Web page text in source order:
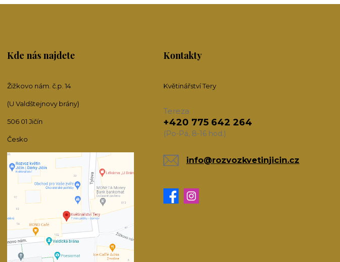
Kde nás najdete
Žižkovo nám. č.p. 14
(U Valdštejnovy brány)
506 01 Jičín
Česko
Kontakty
Květinářství Tery
Tereza
+420 775 642 264
(Po-Pá, 8-16 hod.)
info@rozvozkvetinjicin.cz